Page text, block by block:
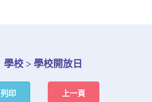
學校 > 學校開放日
列印 上一頁